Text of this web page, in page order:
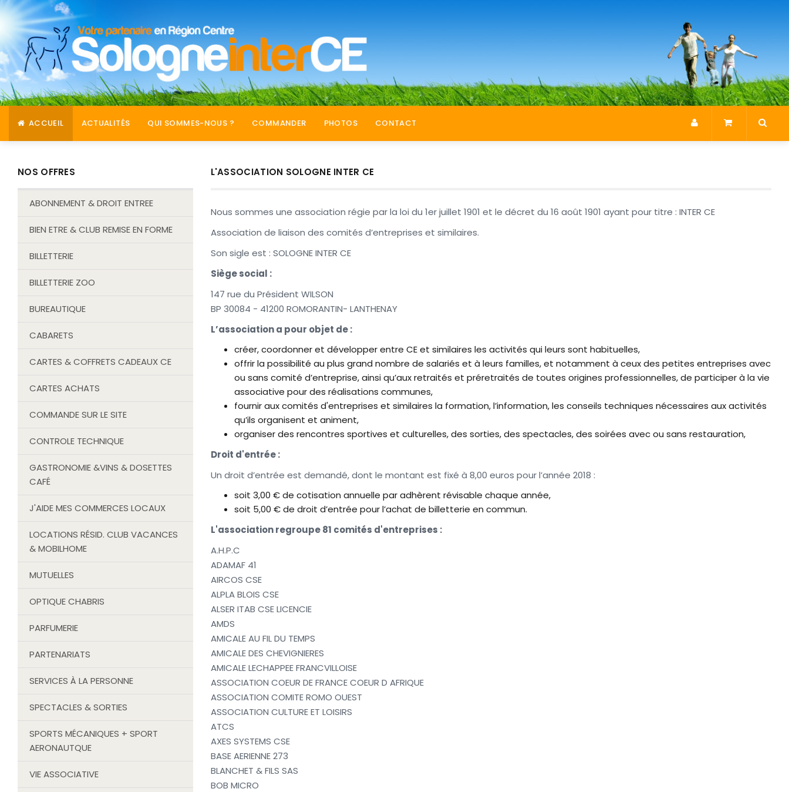
ACCUEIL ACTUALITÉS QUI SOMMES-NOUS ? COMMANDER PHOTOS CONTACT
NOS OFFRES
ABONNEMENT & DROIT ENTREE
BIEN ETRE & CLUB REMISE EN FORME
BILLETTERIE
BILLETTERIE ZOO
BUREAUTIQUE
CABARETS
CARTES & COFFRETS CADEAUX CE
CARTES ACHATS
COMMANDE SUR LE SITE
CONTROLE TECHNIQUE
GASTRONOMIE &VINS & DOSETTES
CAFÉ
J'AIDE MES COMMERCES LOCAUX
LOCATIONS RÉSID. CLUB VACANCES
& MOBILHOME
MUTUELLES
OPTIQUE CHABRIS
PARFUMERIE
PARTENARIATS
SERVICES À LA PERSONNE
SPECTACLES & SORTIES
SPORTS MÉCANIQUES + SPORT
AERONAUTQUE
VIE ASSOCIATIVE
L'ASSOCIATION SOLOGNE INTER CE
Nous sommes une association régie par la loi du 1er juillet 1901 et le décret du 16 août 1901 ayant pour titre : INTER CE
Association de liaison des comités d’entreprises et similaires.
Son sigle est : SOLOGNE INTER CE
Siège social :
147 rue du Président WILSON
BP 30084 - 41200 ROMORANTIN- LANTHENAY
L’association a pour objet de :
créer, coordonner et développer entre CE et similaires les activités qui leurs sont habituelles,
offrir la possibilité au plus grand nombre de salariés et à leurs familles, et notamment à ceux des petites entreprises avec
ou sans comité d’entreprise, ainsi qu’aux retraités et préretraités de toutes origines professionnelles, de participer à la vie
associative pour des réalisations communes,
fournir aux comités d'entreprises et similaires la formation, l’information, les conseils techniques nécessaires aux activités
qu’ils organisent et animent,
organiser des rencontres sportives et culturelles, des sorties, des spectacles, des soirées avec ou sans restauration,
Droit d'entrée :
Un droit d’entrée est demandé, dont le montant est fixé à 8,00 euros pour l’année 2018 :
soit 3,00 € de cotisation annuelle par adhèrent révisable chaque année,
soit 5,00 € de droit d’entrée pour l’achat de billetterie en commun.
L'association regroupe 81 comités d'entreprises :
A.H.P.C
ADAMAF 41
AIRCOS CSE
ALPLA BLOIS CSE
ALSER ITAB CSE LICENCIE
AMDS
AMICALE AU FIL DU TEMPS
AMICALE DES CHEVIGNIERES
AMICALE LECHAPPEE FRANCVILLOISE
ASSOCIATION COEUR DE FRANCE COEUR D AFRIQUE
ASSOCIATION COMITE ROMO OUEST
ASSOCIATION CULTURE ET LOISIRS
ATCS
AXES SYSTEMS CSE
BASE AERIENNE 273
BLANCHET & FILS SAS
BOB MICRO